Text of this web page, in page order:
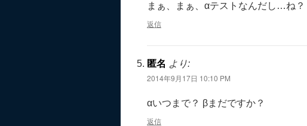
まぁ、まぁ、αテストなんだし…ね？
返信
匿名 より:
2014年9月17日 10:10 PM
αいつまで？ βまだですか？
返信